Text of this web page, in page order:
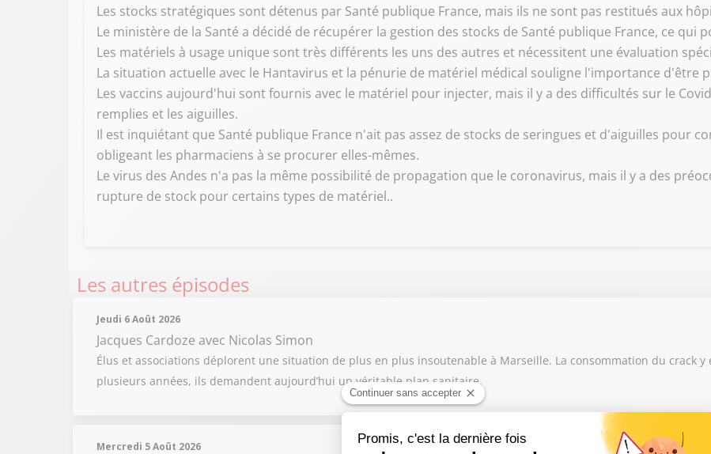
Les stocks stratégiques sont détenus par Santé publique France, mais ils ne sont pas restitués aux
Le ministère de la Santé a décidé de récupérer la gestion des stocks de Santé publique France, ce qui
Les matériels à usage unique sont très différents les uns des autres et nécessitent une évaluation
La situation actuelle avec le Hantavirus et la pénurie de matériel médical souligne l'importance d'être
Les vaccins aujourd'hui sont fournis avec le matériel pour injecter, mais il y a des difficultés sur le
remplies et les aiguilles.
Il est inquiétant que Santé publique France n'ait pas assez de stocks de seringues et d'aiguilles pour
obligeant les pharmaciens à se procurer elles-mêmes.
Le virus des Andes n'a pas la même possibilité de propagation que le coronavirus, mais il y a des
rupture de stock pour certains types de matériel..
Les autres épisodes
Jeudi 6 Août 2026
Jacques Cardoze avec Nicolas Simon
Élus et associations déplorent une situation de plus en plus insoutenable à Marseille. La consommation du crack
plusieurs années, ils demandent aujourd’hui un véritable plan sanitaire.
Mercredi 5 Août 2026